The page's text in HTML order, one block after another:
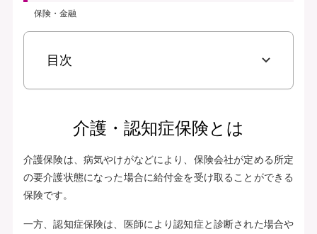
保険・金融
目次
介護・認知症保険とは
介護保険は、病気やけがなどにより、保険会社が定める所定
の要介護状態になった場合に給付金を受け取ることができる
保険です。
一方、認知症保険は、医師により認知症と診断された場合や